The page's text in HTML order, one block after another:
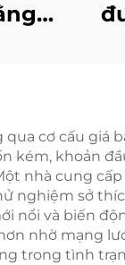
cơ cấu giá
kém, khoản
nhà cung
nghiệm sở
nổi và biến
nhờ mạng
trong tình